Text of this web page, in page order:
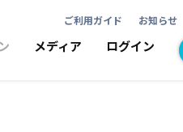
ご利用ガイド お知らせ
メディア ログイン